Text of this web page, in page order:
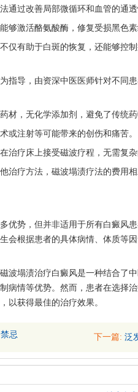
过改善局部微循环和血管的通透
激活酪氨酸酶，修复受损黑色素
有助于白斑的恢复，还能够控制
导，由资深中医医师针对不同患
，无化学添加剂，避免了传统药
注射等可能带来的创伤和痛苦。
疗床上接受磁波疗程，无需复杂
疗方法，磁波塌渍疗法的费用相
势，但并非适用于所有白癜风患
会根据患者的具体病情、体质等
波塌渍治疗白癜风是一种结合了
病情等优势。然而，患者在选择
以获得最佳的治疗效果。
忌 下一篇: 泛